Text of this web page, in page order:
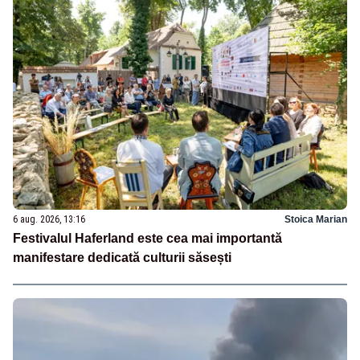
6 aug. 2026, 13:16 Stoica Marian
Festivalul Haferland este cea mai importantă
manifestare dedicată culturii săsești